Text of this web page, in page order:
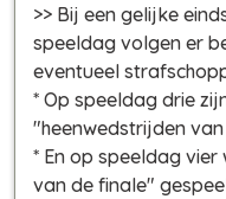
>> Bij een gelijke
speeldag volgen er
eventueel
* Op speeldag drie
"heenwedstrijden
* En op speeldag
van de finale"